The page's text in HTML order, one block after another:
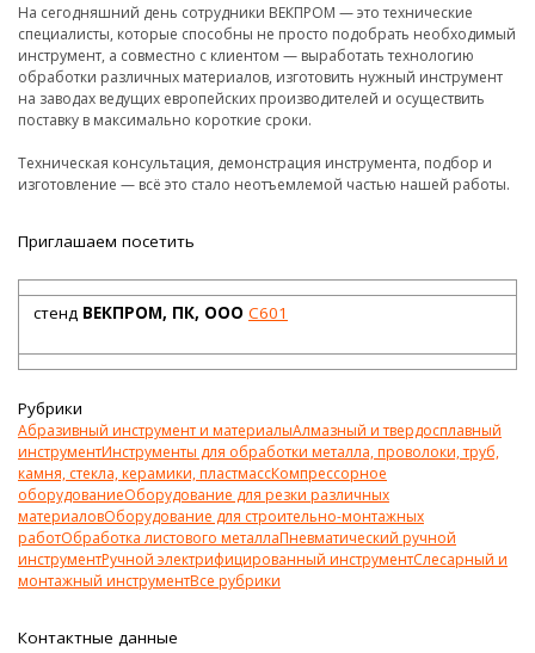
На сегодняшний день сотрудники ВЕКПРОМ — это технические
специалисты, которые способны не просто подобрать необходимый
инструмент, а совместно с клиентом — выработать технологию
обработки различных материалов, изготовить нужный инструмент
на заводах ведущих европейских производителей и осуществить
поставку в максимально короткие сроки.
Техническая консультация, демонстрация инструмента, подбор и
изготовление — всё это стало неотъемлемой частью нашей работы.
Приглашаем посетить
стенд ВЕКПРОМ, ПК, ООО C601
Рубрики
Абразивный инструмент и материалыАлмазный и твердосплавный
инструментИнструменты для обработки металла, проволоки, труб,
камня, стекла, керамики, пластмассКомпрессорное
оборудованиеОборудование для резки различных
материаловОборудование для строительно-монтажных
работОбработка листового металлаПневматический ручной
инструментРучной электрифицированный инструментСлесарный и
монтажный инструментВсе рубрики
Контактные данные